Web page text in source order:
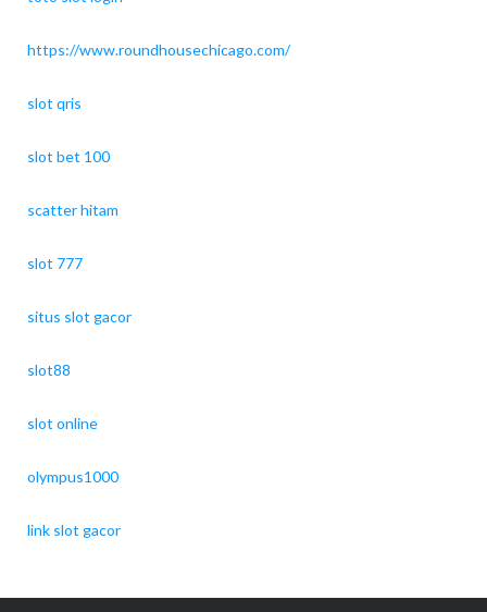
https://www.roundhousechicago.com/
slot qris
slot bet 100
scatter hitam
slot 777
situs slot gacor
slot88
slot online
olympus1000
link slot gacor